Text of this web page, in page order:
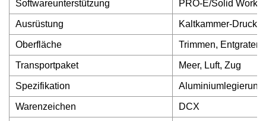
Softwareunterstützung PRO-E/Solid Work/
Ausrüstung Kaltkammer-
Oberfläche Trimmen,
Transportpaket Meer, Luft, Zug
Spezifikation Aluminiumlegierung
Warenzeichen DCX